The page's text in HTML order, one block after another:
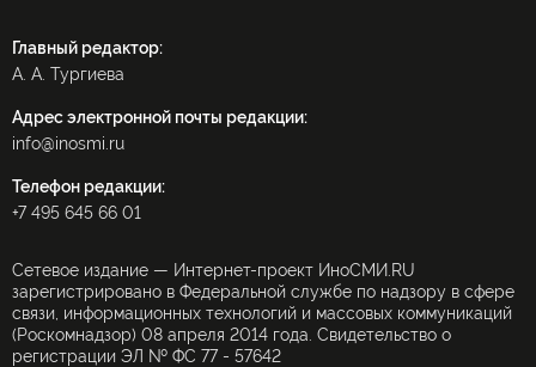
Главный редактор:
А. А. Тургиева
Адрес электронной почты редакции:
info@inosmi.ru
Телефон редакции:
+7 495 645 66 01
Сетевое издание — Интернет-проект ИноСМИ.RU
зарегистрировано в Федеральной службе по надзору в сфере
связи, информационных технологий и массовых коммуникаций
(Роскомнадзор) 08 апреля 2014 года. Свидетельство о
регистрации ЭЛ № ФС 77 - 57642